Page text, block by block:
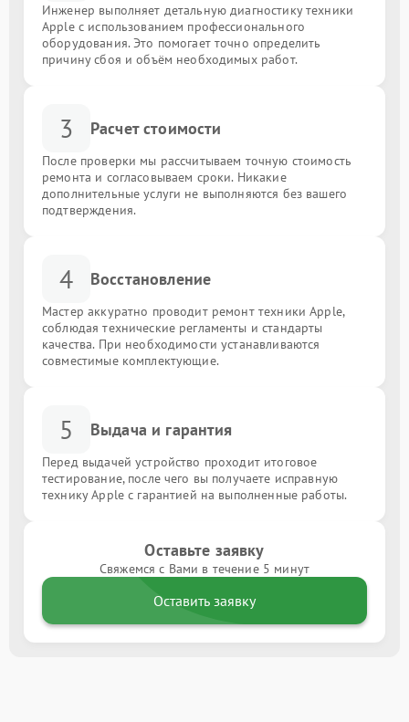
Инженер выполняет детальную диагностику техники
Apple с использованием профессионального
оборудования. Это помогает точно определить
причину сбоя и объём необходимых работ.
3 Расчет стоимости
После проверки мы рассчитываем точную стоимость
ремонта и согласовываем сроки. Никакие
дополнительные услуги не выполняются без вашего
подтверждения.
4 Восстановление
Мастер аккуратно проводит ремонт техники Apple,
соблюдая технические регламенты и стандарты
качества. При необходимости устанавливаются
совместимые комплектующие.
5 Выдача и гарантия
Перед выдачей устройство проходит итоговое
тестирование, после чего вы получаете исправную
технику Apple с гарантией на выполненные работы.
Оставьте заявку
Свяжемся с Вами в течение 5 минут
Оставить заявку